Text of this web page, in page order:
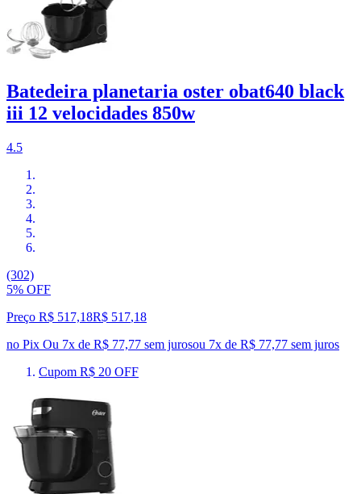
Batedeira planetaria oster obat640 black
iii 12 velocidades 850w
4.5
(302)
5% OFF
Preço R$ 517,18R$ 517,18
no Pix Ou 7x de R$ 77,77 sem jurosou 7x de R$ 77,77 sem juros
Cupom R$ 20 OFF